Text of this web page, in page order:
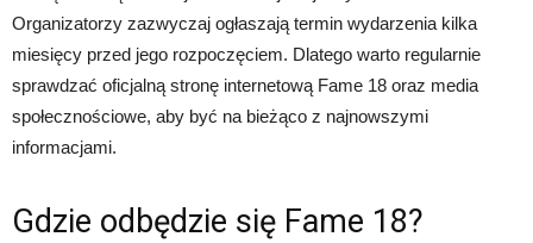
Organizatorzy zazwyczaj ogłaszają termin wydarzenia kilka
miesięcy przed jego rozpoczęciem. Dlatego warto regularnie
sprawdzać oficjalną stronę internetową Fame 18 oraz media
społecznościowe, aby być na bieżąco z najnowszymi
informacjami.
Gdzie odbędzie się Fame 18?